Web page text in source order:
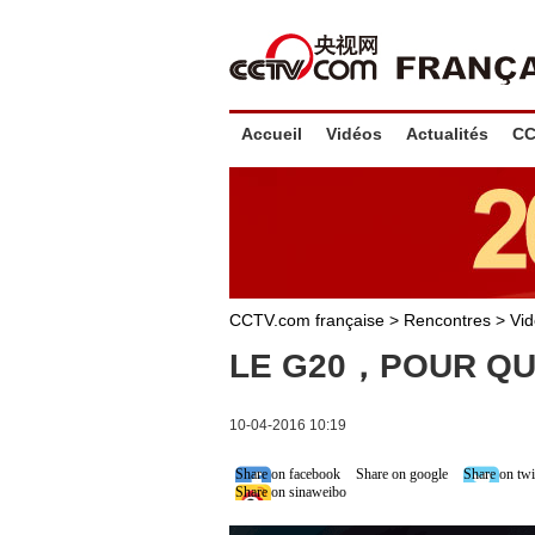
Accueil Vidéos Actualités
CCTV.com française > Rencontres >
LE G20，POUR
10-04-2016 10:19
Share on facebook Share on google
Share on
Share on sinaweibo